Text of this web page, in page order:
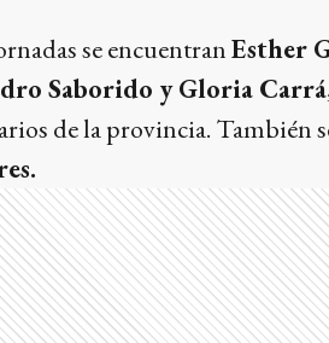
se encuentranEsther
Saborido y Gloria Carrá
de la provincia. También